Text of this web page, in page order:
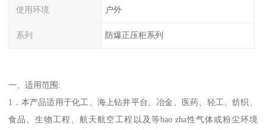
使用环境 户外
系列 防爆正压柜系列
一、适用范围:
1．本产品适用于化工、海上钻井平台、冶金、医药、轻工、纺织、
食品、生物工程、航天航空工程以及等bao zha性气体或粉尘环境